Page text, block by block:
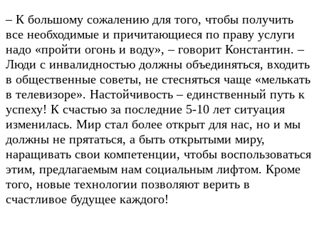
– К большому сожалению для того, чтобы получить
все необходимые и причитающиеся по праву услуги
надо «пройти огонь и воду», – говорит Константин. –
Люди с инвалидностью должны объединяться, входить
в общественные советы, не стесняться чаще «мелькать
в телевизоре». Настойчивость – единственный путь к
успеху! К счастью за последние 5-10 лет ситуация
изменилась. Мир стал более открыт для нас, но и мы
должны не прятаться, а быть открытыми миру,
наращивать свои компетенции, чтобы воспользоваться
этим, предлагаемым нам социальным лифтом. Кроме
того, новые технологии позволяют верить в
счастливое будущее каждого!